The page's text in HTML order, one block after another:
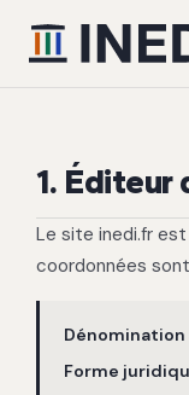
1. Éditeur
Le site inedi.fr
coordonnées
Dénomination
Forme